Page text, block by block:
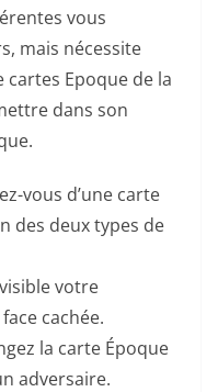
vous
mais nécessite
Epoque de la
dans son
vous d’une carte
des deux types de
votre
cachée.
la carte Époque
adversaire.